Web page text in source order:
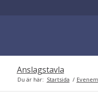
Anslagstavla
Du är här: Startsida /